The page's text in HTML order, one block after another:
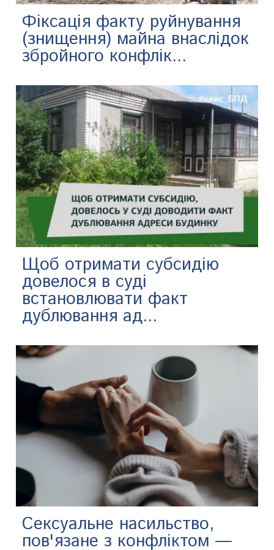
Фіксація факту руйнування
(знищення) майна внаслідок
збройного конфлік...
Щоб отримати субсидію
довелося в суді
встановлювати факт
дублювання ад...
Сексуальне насильство,
пов'язане з конфліктом —